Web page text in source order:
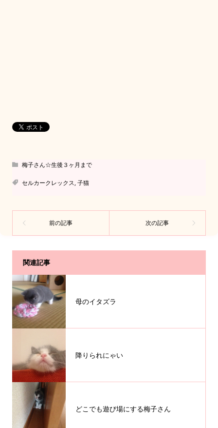
梅子さん☆生後３ヶ月まで
セルカークレックス,子猫
関連記事
母のイタズラ
降りられにゃい
どこでも遊び場にする梅子さん